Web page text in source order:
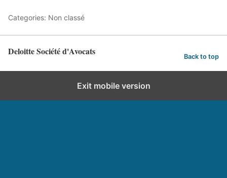
Categories: Non classé
Deloitte Société d'Avocats Back to top
Exit mobile version